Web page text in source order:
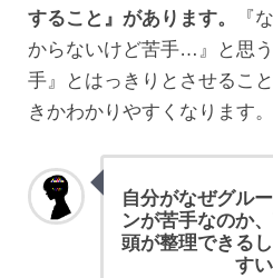
すること』があります。
『
からないけど苦手…』と思
手』とはっきりとさせるこ
きかわかりやすくなります。
自分がなぜグル
ンが苦手なのか
頭が整理できる
すい